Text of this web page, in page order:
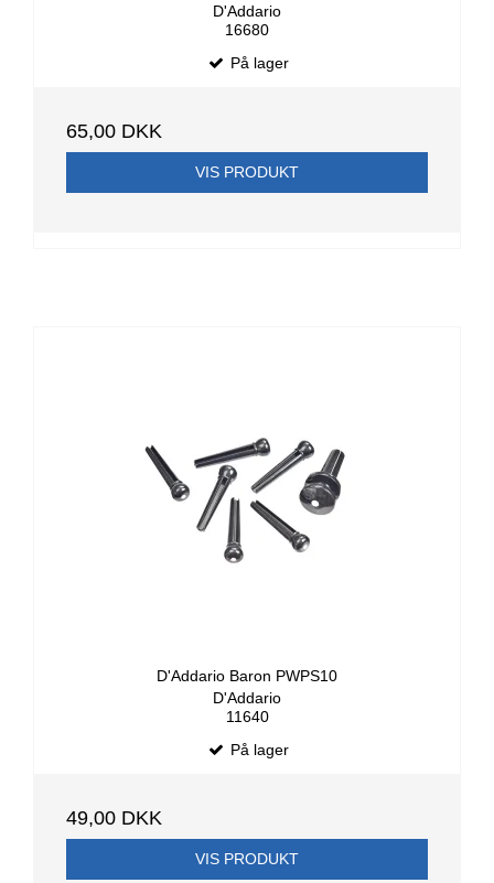
D'Addario
16680
På lager
65,00 DKK
VIS PRODUKT
D'Addario Baron PWPS10
D'Addario
11640
På lager
49,00 DKK
VIS PRODUKT